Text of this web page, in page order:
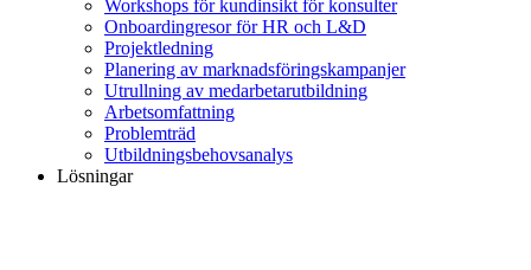
Workshops för kundinsikt för konsulter
Onboardingresor för HR och L&D
Projektledning
Planering av marknadsföringskampanjer
Utrullning av medarbetarutbildning
Arbetsomfattning
Problemträd
Utbildningsbehovsanalys
Lösningar